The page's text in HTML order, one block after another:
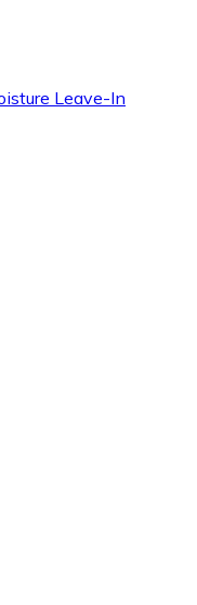
Leave-In